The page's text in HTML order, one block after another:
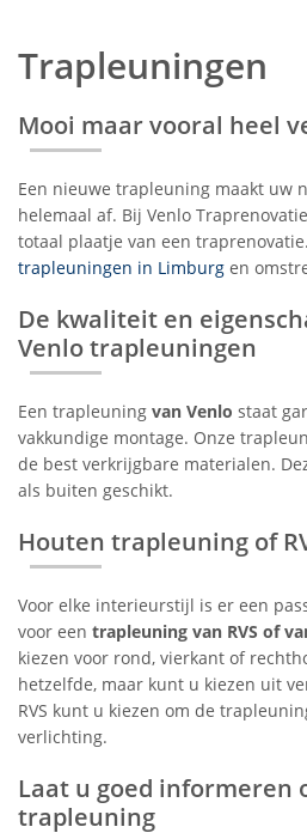
Trapleuningen
Mooi maar vooral heel
Een nieuwe trapleuning maakt uw
helemaal af. Bij Venlo
totaal plaatje van een
trapleuningen in Limburg en
De kwaliteit en
Venlo trapleuningen
Een trapleuning van Venlo staat
vakkundige montage. Onze
de best verkrijgbare materialen.
als buiten geschikt.
Houten trapleuning of
Voor elke interieurstijl is er een
voor een trapleuning van RVS of
kiezen voor rond, vierkant of
hetzelfde, maar kunt u kiezen uit
RVS kunt u kiezen om de
verlichting.
Laat u goed informeren
trapleuning